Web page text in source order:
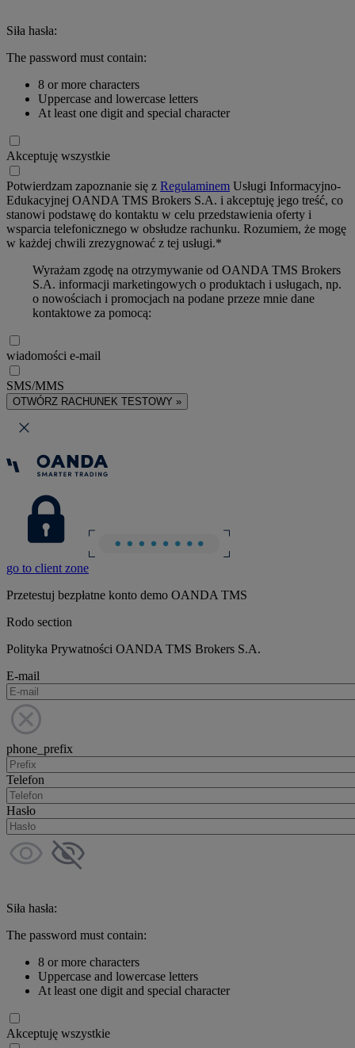
Siła hasła:
The password must contain:
8 or more characters
Uppercase and lowercase letters
At least one digit and special character
Akceptuję wszystkie
Potwierdzam zapoznanie się z Regulaminem Usługi Informacyjno-
Edukacyjnej OANDA TMS Brokers S.A. i akceptuję jego treść, co
stanowi podstawę do kontaktu w celu przedstawienia oferty i
wsparcia telefonicznego w obsłudze rachunku. Rozumiem, że mogę
w każdej chwili zrezygnować z tej usługi.*
Wyrażam zgodę na otrzymywanie od OANDA TMS Brokers
S.A. informacji marketingowych o produktach i usługach, np.
o nowościach i promocjach na podane przeze mnie dane
kontaktowe za pomocą:
wiadomości e-mail
SMS/MMS
OTWÓRZ RACHUNEK TESTOWY »
go to client zone
Przetestuj bezpłatne konto demo OANDA TMS
Rodo section
Polityka Prywatności OANDA TMS Brokers S.A.
E-mail
phone_prefix
Telefon
Hasło
Siła hasła:
The password must contain:
8 or more characters
Uppercase and lowercase letters
At least one digit and special character
Akceptuję wszystkie